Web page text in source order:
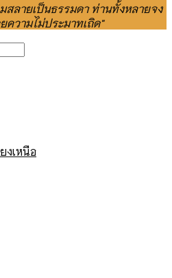
สลายเป็นธรรมดา ท่านทั้งหลายจง
ความไม่ประมาทเถิด"
งเหนือ